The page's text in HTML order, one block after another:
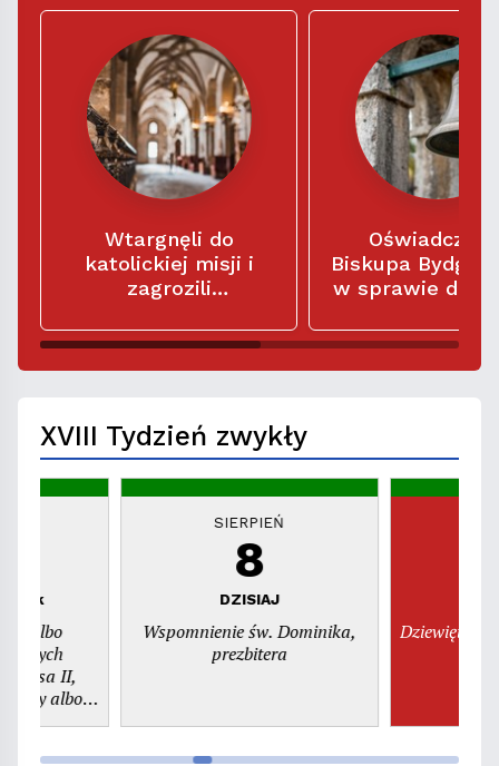
Wtargnęli do
katolickiej misji i
zagrozili
siedem dni na
Biskupa
w sprawie
parafialnym
XVIII Tydzień zwykły
albo
albo
Kajetana,
SIERPIEŃ
8
DZISIAJ
Wspomnienie św. Dominika,
prezbitera